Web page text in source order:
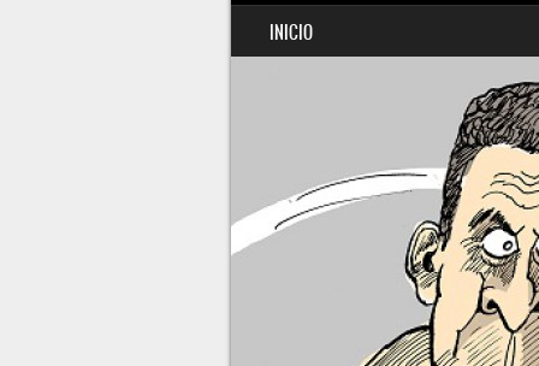
MENÚ
SALTAR AL CONTENIDO
INICIO